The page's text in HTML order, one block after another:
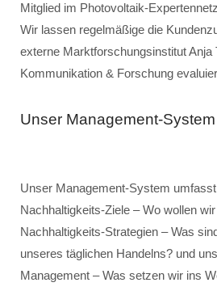
Mitglied im Photovoltaik-
Wir lassen regelmäßige die
externe Marktforschungsinstitut Anja
Kommunikation & Forschung
Unser Management-System
Unser Management-System
Nachhaltigkeits-Ziele – Wo wollen
Nachhaltigkeits-Strategien – Was
unseres täglichen Handelns? und
Management – Was setzen wir ins